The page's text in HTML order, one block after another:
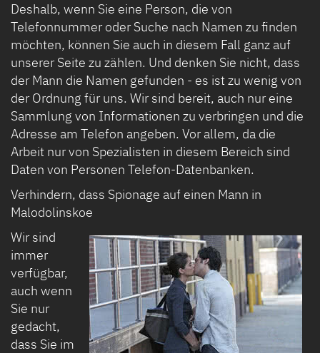
Deshalb, wenn Sie eine Person, die von
Telefonnummer oder Suche nach Namen zu finden
möchten, können Sie auch in diesem Fall ganz auf
unserer Seite zu zählen. Und denken Sie nicht, dass
der Mann die Namen gefunden - es ist zu wenig von
der Ordnung für uns. Wir sind bereit, auch nur eine
Sammlung von Informationen zu verbringen und die
Adresse am Telefon angeben. Vor allem, da die
Arbeit nur von Spezialisten in diesem Bereich sind
Daten von Personen Telefon-Datenbanken.
Verhindern, dass Spionage auf einen Mann in
Malodolinskoe
Wir sind
immer
verfügbar,
auch wenn
Sie nur
gedacht,
dass Sie im